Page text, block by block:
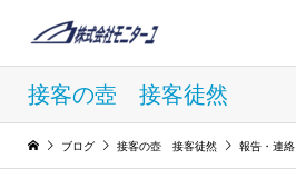
接客の壺 接客徒然
ブログ 接客の壺 接客徒然 報告・連